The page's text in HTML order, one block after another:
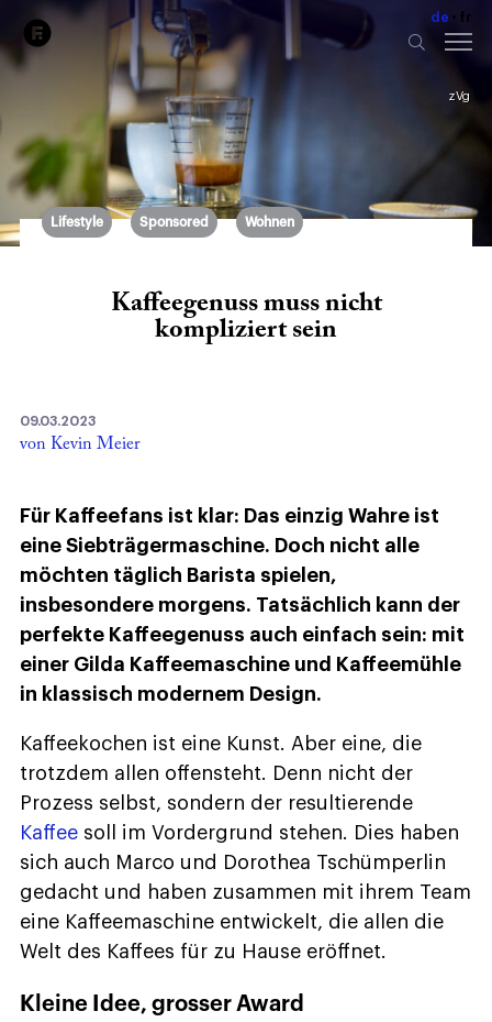
de fr
zVg
Lifestyle Sponsored Wohnen
Kaffeegenuss muss nicht
kompliziert sein
09.03.2023
von Kevin Meier
Für Kaffeefans ist klar: Das einzig Wahre ist
eine Siebträgermaschine. Doch nicht alle
möchten täglich Barista spielen,
insbesondere morgens. Tatsächlich kann der
perfekte Kaffeegenuss auch einfach sein: mit
einer Gilda Kaffeemaschine und Kaffeemühle
in klassisch modernem Design.
Kaffeekochen ist eine Kunst. Aber eine, die
trotzdem allen offensteht. Denn nicht der
Prozess selbst, sondern der resultierende
Kaffee soll im Vordergrund stehen. Dies haben
sich auch Marco und Dorothea Tschümperlin
gedacht und haben zusammen mit ihrem Team
eine Kaffeemaschine entwickelt, die allen die
Welt des Kaffees für zu Hause eröffnet.
Kleine Idee, grosser Award